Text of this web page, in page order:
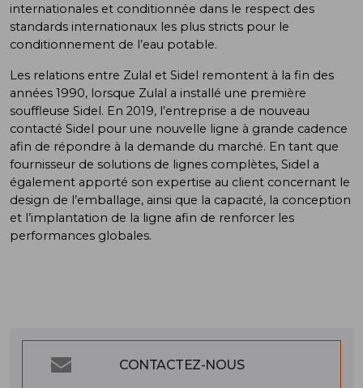
internationales et conditionnée dans le respect des
standards internationaux les plus stricts pour le
conditionnement de l’eau potable.
Les relations entre Zulal et Sidel remontent à la fin des
années 1990, lorsque Zulal a installé une première
souffleuse Sidel. En 2019, l’entreprise a de nouveau
contacté Sidel pour une nouvelle ligne à grande cadence
afin de répondre à la demande du marché. En tant que
fournisseur de solutions de lignes complètes, Sidel a
également apporté son expertise au client concernant le
design de l’emballage, ainsi que la capacité, la conception
et l’implantation de la ligne afin de renforcer les
performances globales.
CONTACTEZ-NOUS